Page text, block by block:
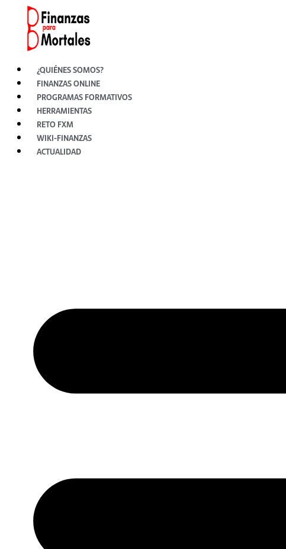
contenido
¿QUIÉNES SOMOS?
FINANZAS ONLINE
PROGRAMAS FORMATIVOS
HERRAMIENTAS
RETO FXM
WIKI-FINANZAS
ACTUALIDAD